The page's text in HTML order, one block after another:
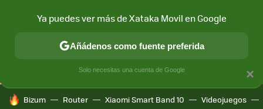
CONECTIVIDAD MÓVIL Y SOCIEDAD APLICACIONES
HOY SE HABLA DE
Bizum Router Xiaomi Smart Band 10 Videojuegos
×
Ya puedes ver más de Xataka Movil en Google
Añádenos como fuente preferida
Solo necesitas una cuenta de Google